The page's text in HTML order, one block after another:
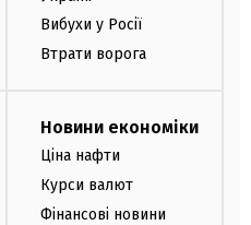
Вибухи у Росії
Втрати ворога
Новини економіки
Ціна нафти
Курси валют
Фінансові новини